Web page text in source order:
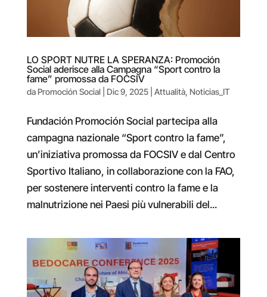
LO SPORT NUTRE LA SPERANZA: Promoción
Social aderisce alla Campagna “Sport contro la
fame” promossa da FOCSIV
daPromoción Social| Dic 9, 2025| Attualità, Noticias_IT
Fundación Promoción Social partecipa alla
campagna nazionale “Sport contro la fame”,
un’iniziativa promossa da FOCSIV e dal Centro
Sportivo Italiano, in collaborazione con la FAO,
per sostenere interventi contro la fame e la
malnutrizione nei Paesi più vulnerabili del...